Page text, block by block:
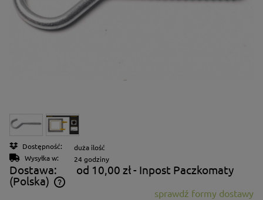
Dostępność:
duża ilość
Wysyłka w:
24 godziny
Dostawa: od 10,00 zł- Inpost Paczkomaty
(Polska)
Cena nie zawiera ewentualnych kosztów płatnościsprawdź formy dostawy